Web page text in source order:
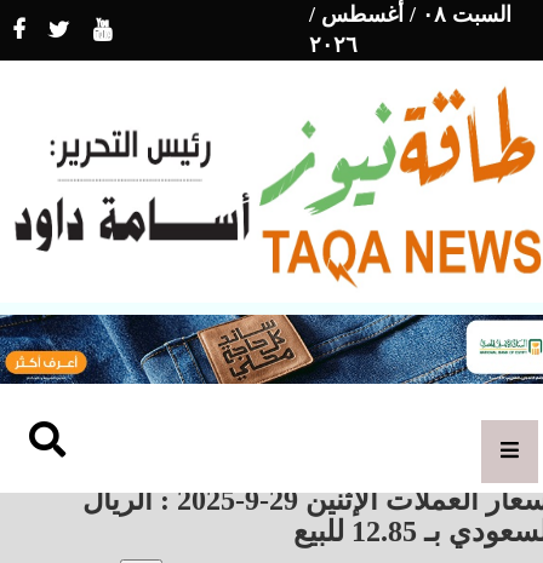
السبت ٠٨ / أغسطس /
٢٠٢٦
أسعار العملات الإثنين 29-9-2025 : الريال
بـ 12.85 للبيع